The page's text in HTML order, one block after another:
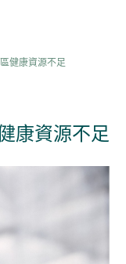
健康資源不足
康資源不足